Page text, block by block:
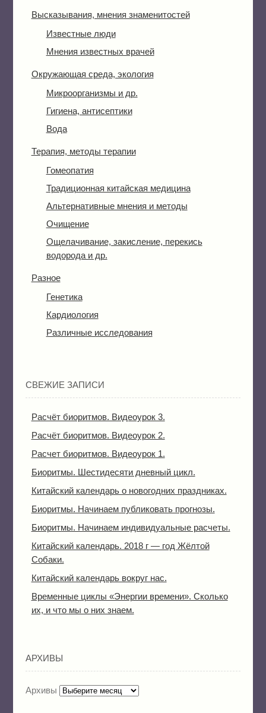
Высказывания, мнения знаменитостей
Известные люди
Мнения известных врачей
Окружающая среда, экология
Микроорганизмы и др.
Гигиена, антисептики
Вода
Терапия, методы терапии
Гомеопатия
Традиционная китайская медицина
Альтернативные мнения и методы
Очищение
Ощелачивание, закисление, перекись
водорода и др.
Разное
Генетика
Кардиология
Различные исследования
СВЕЖИЕ ЗАПИСИ
Расчёт биоритмов. Видеоурок 3.
Расчёт биоритмов. Видеоурок 2.
Расчет биоритмов. Видеоурок 1.
Биоритмы. Шестидесяти дневный цикл.
Китайский календарь о новогодних праздниках.
Биоритмы. Начинаем публиковать прогнозы.
Биоритмы. Начинаем индивидуальные расчеты.
Китайский календарь. 2018 г — год Жёлтой
Собаки.
Китайский календарь вокруг нас.
Временные циклы «Энергии времени». Сколько
их, и что мы о них знаем.
АРХИВЫ
Архивы